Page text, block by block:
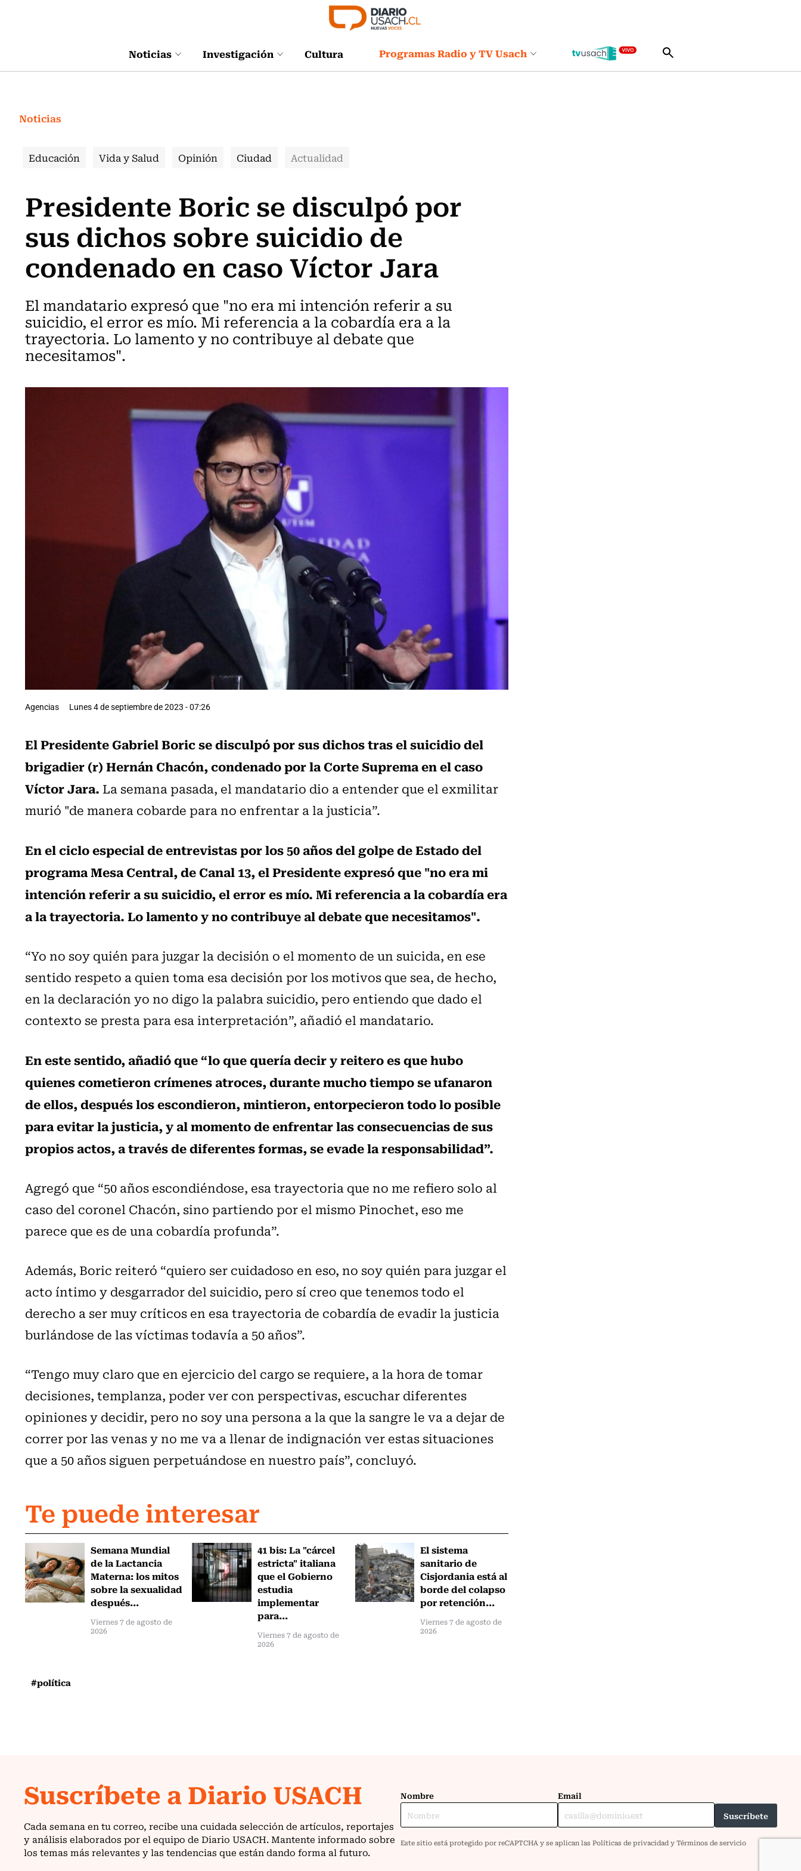
Noticias Investigación Cultura Programas Radio y TV Usach
Noticias
Educación Vida y Salud Opinión Ciudad Actualidad
Presidente Boric se disculpó por
sus dichos sobre suicidio de
condenado en caso Víctor Jara
El mandatario expresó que "no era mi intención referir a su
suicidio, el error es mío. Mi referencia a la cobardía era a la
trayectoria. Lo lamento y no contribuye al debate que
necesitamos".
Agencias Lunes 4 de septiembre de 2023 - 07:26
El Presidente Gabriel Boric se disculpó por sus dichos tras el suicidio del
brigadier (r) Hernán Chacón, condenado por la Corte Suprema en el caso
Víctor Jara. La semana pasada, el mandatario dio a entender que el exmilitar
murió "de manera cobarde para no enfrentar a la justicia”.
En el ciclo especial de entrevistas por los 50 años del golpe de Estado del
programa Mesa Central, de Canal 13, el Presidente expresó que "no era mi
intención referir a su suicidio, el error es mío. Mi referencia a la cobardía era
a la trayectoria. Lo lamento y no contribuye al debate que necesitamos".
“Yo no soy quién para juzgar la decisión o el momento de un suicida, en ese
sentido respeto a quien toma esa decisión por los motivos que sea, de hecho,
en la declaración yo no digo la palabra suicidio, pero entiendo que dado el
contexto se presta para esa interpretación”, añadió el mandatario.
En este sentido, añadió que “lo que quería decir y reitero es que hubo
quienes cometieron crímenes atroces, durante mucho tiempo se ufanaron
de ellos, después los escondieron, mintieron, entorpecieron todo lo posible
para evitar la justicia, y al momento de enfrentar las consecuencias de sus
propios actos, a través de diferentes formas, se evade la responsabilidad”.
Agregó que “50 años escondiéndose, esa trayectoria que no me refiero solo al
caso del coronel Chacón, sino partiendo por el mismo Pinochet, eso me
parece que es de una cobardía profunda”.
Además, Boric reiteró “quiero ser cuidadoso en eso, no soy quién para juzgar el
acto íntimo y desgarrador del suicidio, pero sí creo que tenemos todo el
derecho a ser muy críticos en esa trayectoria de cobardía de evadir la justicia
burlándose de las víctimas todavía a 50 años”.
“Tengo muy claro que en ejercicio del cargo se requiere, a la hora de tomar
decisiones, templanza, poder ver con perspectivas, escuchar diferentes
opiniones y decidir, pero no soy una persona a la que la sangre le va a dejar de
correr por las venas y no me va a llenar de indignación ver estas situaciones
que a 50 años siguen perpetuándose en nuestro país”, concluyó.
Te puede interesar
Semana Mundial
de la Lactancia
Materna: los mitos
sobre la sexualidad
después...
Viernes 7 de agosto de
2026
41 bis: La "cárcel
estricta" italiana
que el Gobierno
estudia
implementar
para...
Viernes 7 de agosto de
2026
El sistema
sanitario de
Cisjordania está al
borde del colapso
por retención...
Viernes 7 de agosto de
2026
#política